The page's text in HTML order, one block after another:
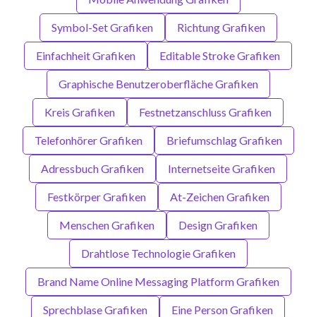
Symbol-Set Grafiken Richtung Grafiken
Einfachheit Grafiken Editable Stroke Grafiken
Graphische Benutzeroberfläche Grafiken
Kreis Grafiken Festnetzanschluss Grafiken
Telefonhörer Grafiken Briefumschlag Grafiken
Adressbuch Grafiken Internetseite Grafiken
Festkörper Grafiken At-Zeichen Grafiken
Menschen Grafiken Design Grafiken
Drahtlose Technologie Grafiken
Brand Name Online Messaging Platform Grafiken
Sprechblase Grafiken Eine Person Grafiken